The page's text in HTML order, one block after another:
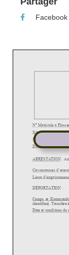
Facebook